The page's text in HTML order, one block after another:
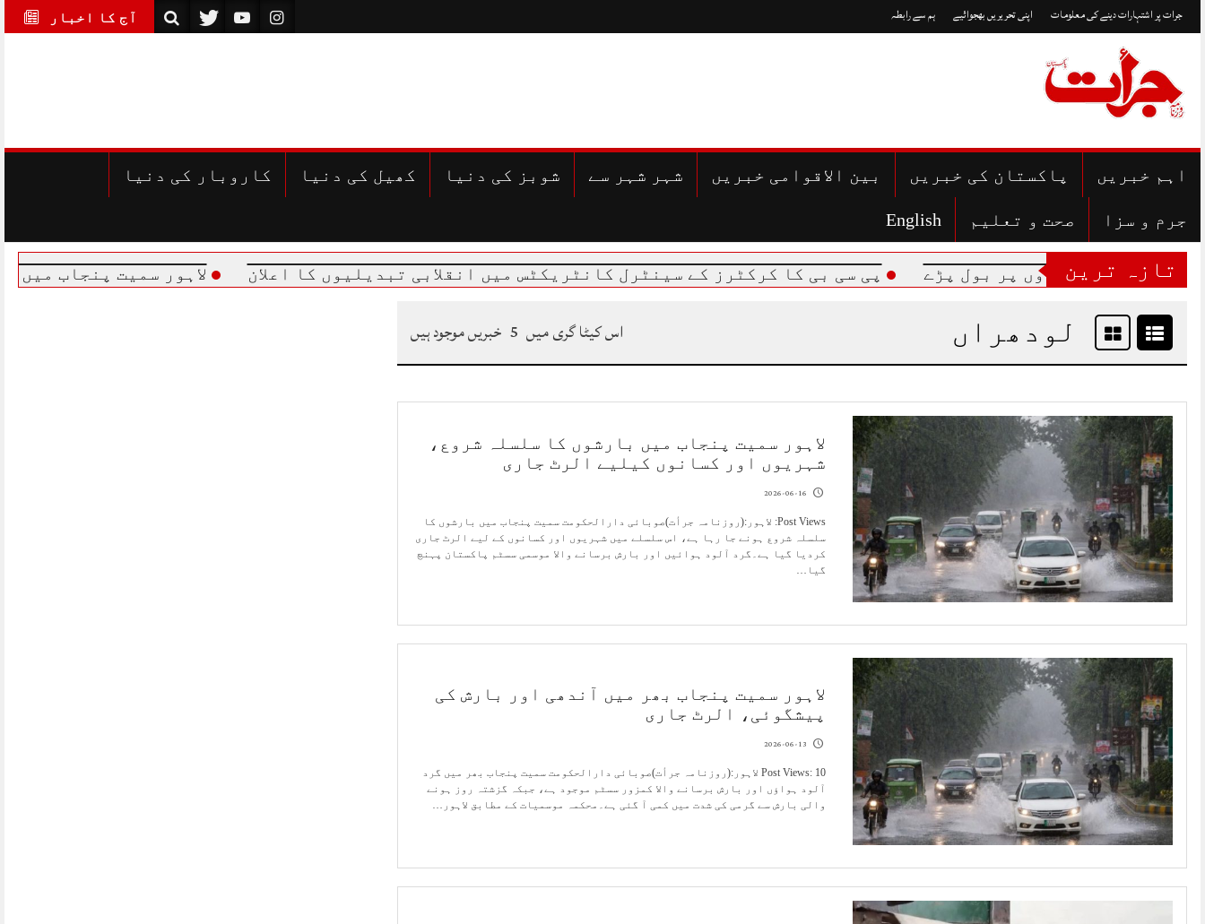
to
content
آج کا اخبار جرات پر اشتہارات دینے کی معلومات اپنی تحریریں بھجوائیے ہم سے رابطہ
اہم خبریں پاکستان کی خبریں بین الاقوامی خبریں شہر شہر سے شوبز کی دنیا کھیل کی دنیا کاروبار کی دنیا
جرم و سزا صحت و تعلیم English
تازہ ترین
کی خبروں پر بول پڑے پی سی بی کا کرکٹرز کے سینٹرل کانٹریکٹس میں انقلابی تبدیلیوں کا اعلان لاہور سمیت پنجاب میں
لودھراں اس کیٹا گری میں 5 خبریں موجود ہیں
لاہور سمیت پنجاب میں بارشوں کا سلسلہ شروع،
شہریوں اور کسانوں کیلیے الرٹ جاری
2026-06-16
Post Views: لاہور:(روزنامہ جرأت)صوبائی دارالحکومت سمیت پنجاب میں بارشوں کا
سلسلہ شروع ہونے جا رہا ہے، اس سلسلے میں شہریوں اور کسانوں کے لیے الرٹ جاری
کردیا گیا ہے۔گرد آلود ہوائیں اور بارش برسانے والا موسمی سسٹم پاکستان پہنچ
گیا…
لاہور سمیت پنجاب بھر میں آندھی اور بارش کی
پیشگوئی، الرٹ جاری
2026-06-13
Post Views: 10 لاہور:(روزنامہ جرأت)صوبائی دارالحکومت سمیت پنجاب بھر میں گرد
آلود ہواؤں اور بارش برسانے والا کمزور سسٹم موجود ہے، جبکہ گزشتہ روز ہونے
والی بارش سے گرمی کی شدت میں کمی آ گئی ہے۔محکمہ موسمیات کے مطابق لاہور…